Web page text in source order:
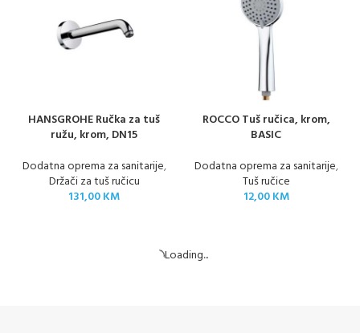
HANSGROHE Ručka za tuš
ružu, krom, DN15
Dodatna oprema za sanitarije,
Držači za tuš ručicu
131,00KM
ROCCO Tuš ručica, krom,
BASIC
Dodatna oprema za sanitarije,
Tuš ručice
12,00KM
Loading...